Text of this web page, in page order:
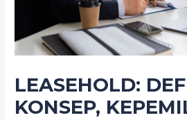
LEASEHOLD:
KONSEP,